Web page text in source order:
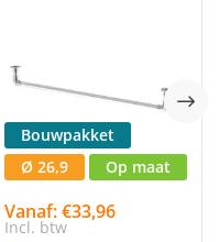
Bouwpakket
Ø 26,9
Op maat
Vanaf: €33,96
Incl. btw